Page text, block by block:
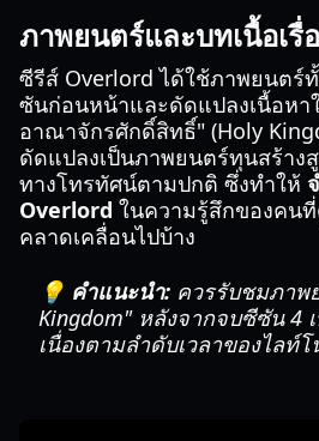
ภาพยนตร์และบทเนื้อเรื่
ซีรีส์ Overlord ได้ใช้ภาพยนตร์
ซันก่อนหน้าและดัดแปลงเนื้อหา
อาณาจักรศักดิ์สิทธิ์" (Holy
ดัดแปลงเป็นภาพยนตร์ทุนสร้าง
ทางโทรทัศน์ตามปกติ ซึ่งทำให้
Overlord ในความรู้สึกของคน
คลาดเคลื่อนไปบ้าง
💡 คำแนะนำ: ควรรับชมภาพ
Kingdom" หลังจากจบซีซัน 4
เนื่องตามลำดับเวลาของไลท์โ